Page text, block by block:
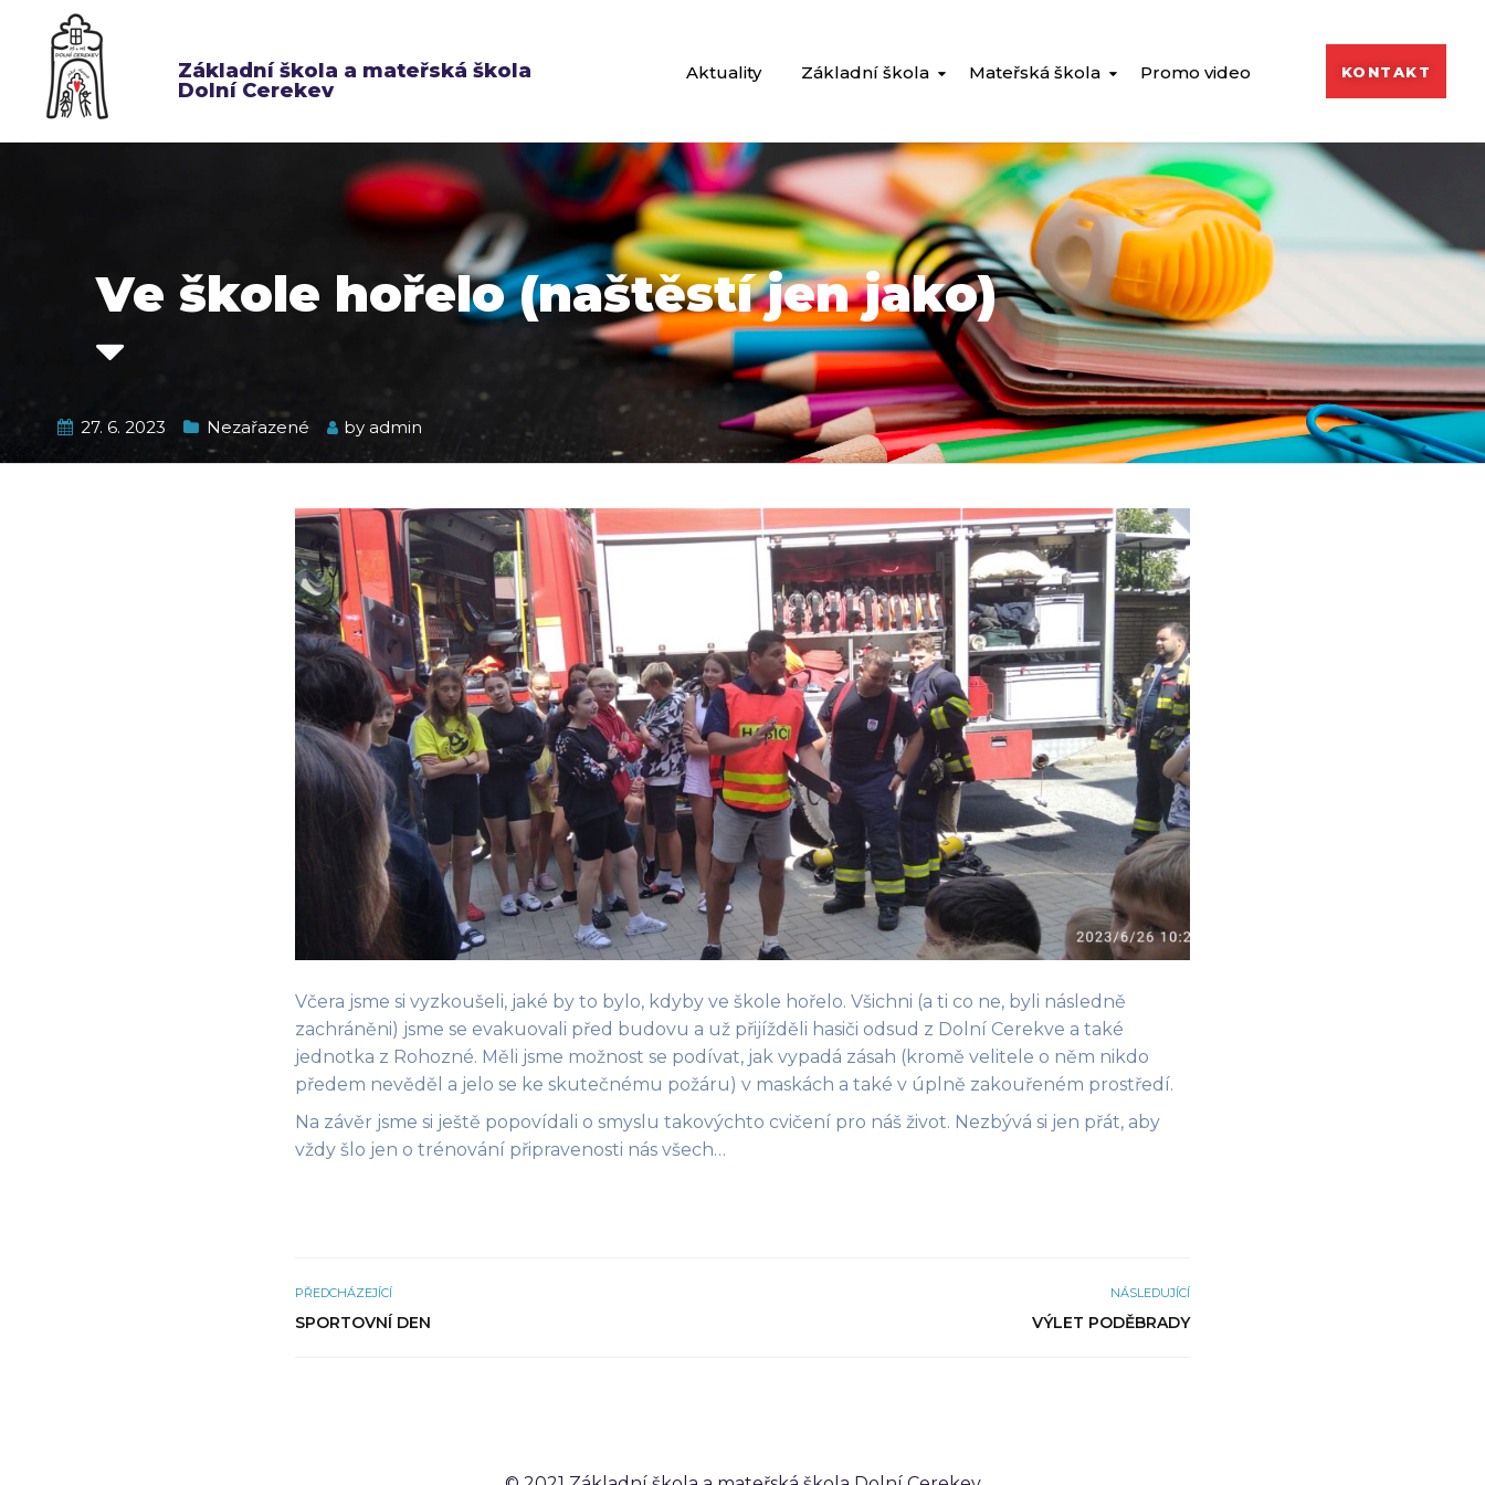
Základní škola a mateřská škola
Dolní Cerekev
Aktuality Základní škola Mateřská škola Promo video KONTAKT
Ve škole hořelo (naštěstí jen jako)
27. 6. 2023 Nezařazené by admin
Včera jsme si vyzkoušeli, jaké by to bylo, kdyby ve škole hořelo. Všichni (a ti co ne, byli následně
zachráněni) jsme se evakuovali před budovu a už přijížděli hasiči odsud z Dolní Cerekve a také
jednotka z Rohozné. Měli jsme možnost se podívat, jak vypadá zásah (kromě velitele o něm nikdo
předem nevěděl a jelo se ke skutečnému požáru) v maskách a také v úplně zakouřeném prostředí.
Na závěr jsme si ještě popovídali o smyslu takovýchto cvičení pro náš život. Nezbývá si jen přát, aby
vždy šlo jen o trénování připravenosti nás všech…
PŘEDCHÁZEJÍCÍ
SPORTOVNÍ DEN
NÁSLEDUJÍCÍ
VÝLET PODĚBRADY